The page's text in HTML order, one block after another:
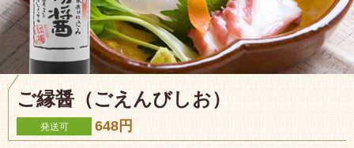
ご縁醤（ごえんびしお）
発送可 648円